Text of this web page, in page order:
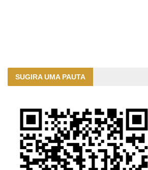
SUGIRA UMA PAUTA